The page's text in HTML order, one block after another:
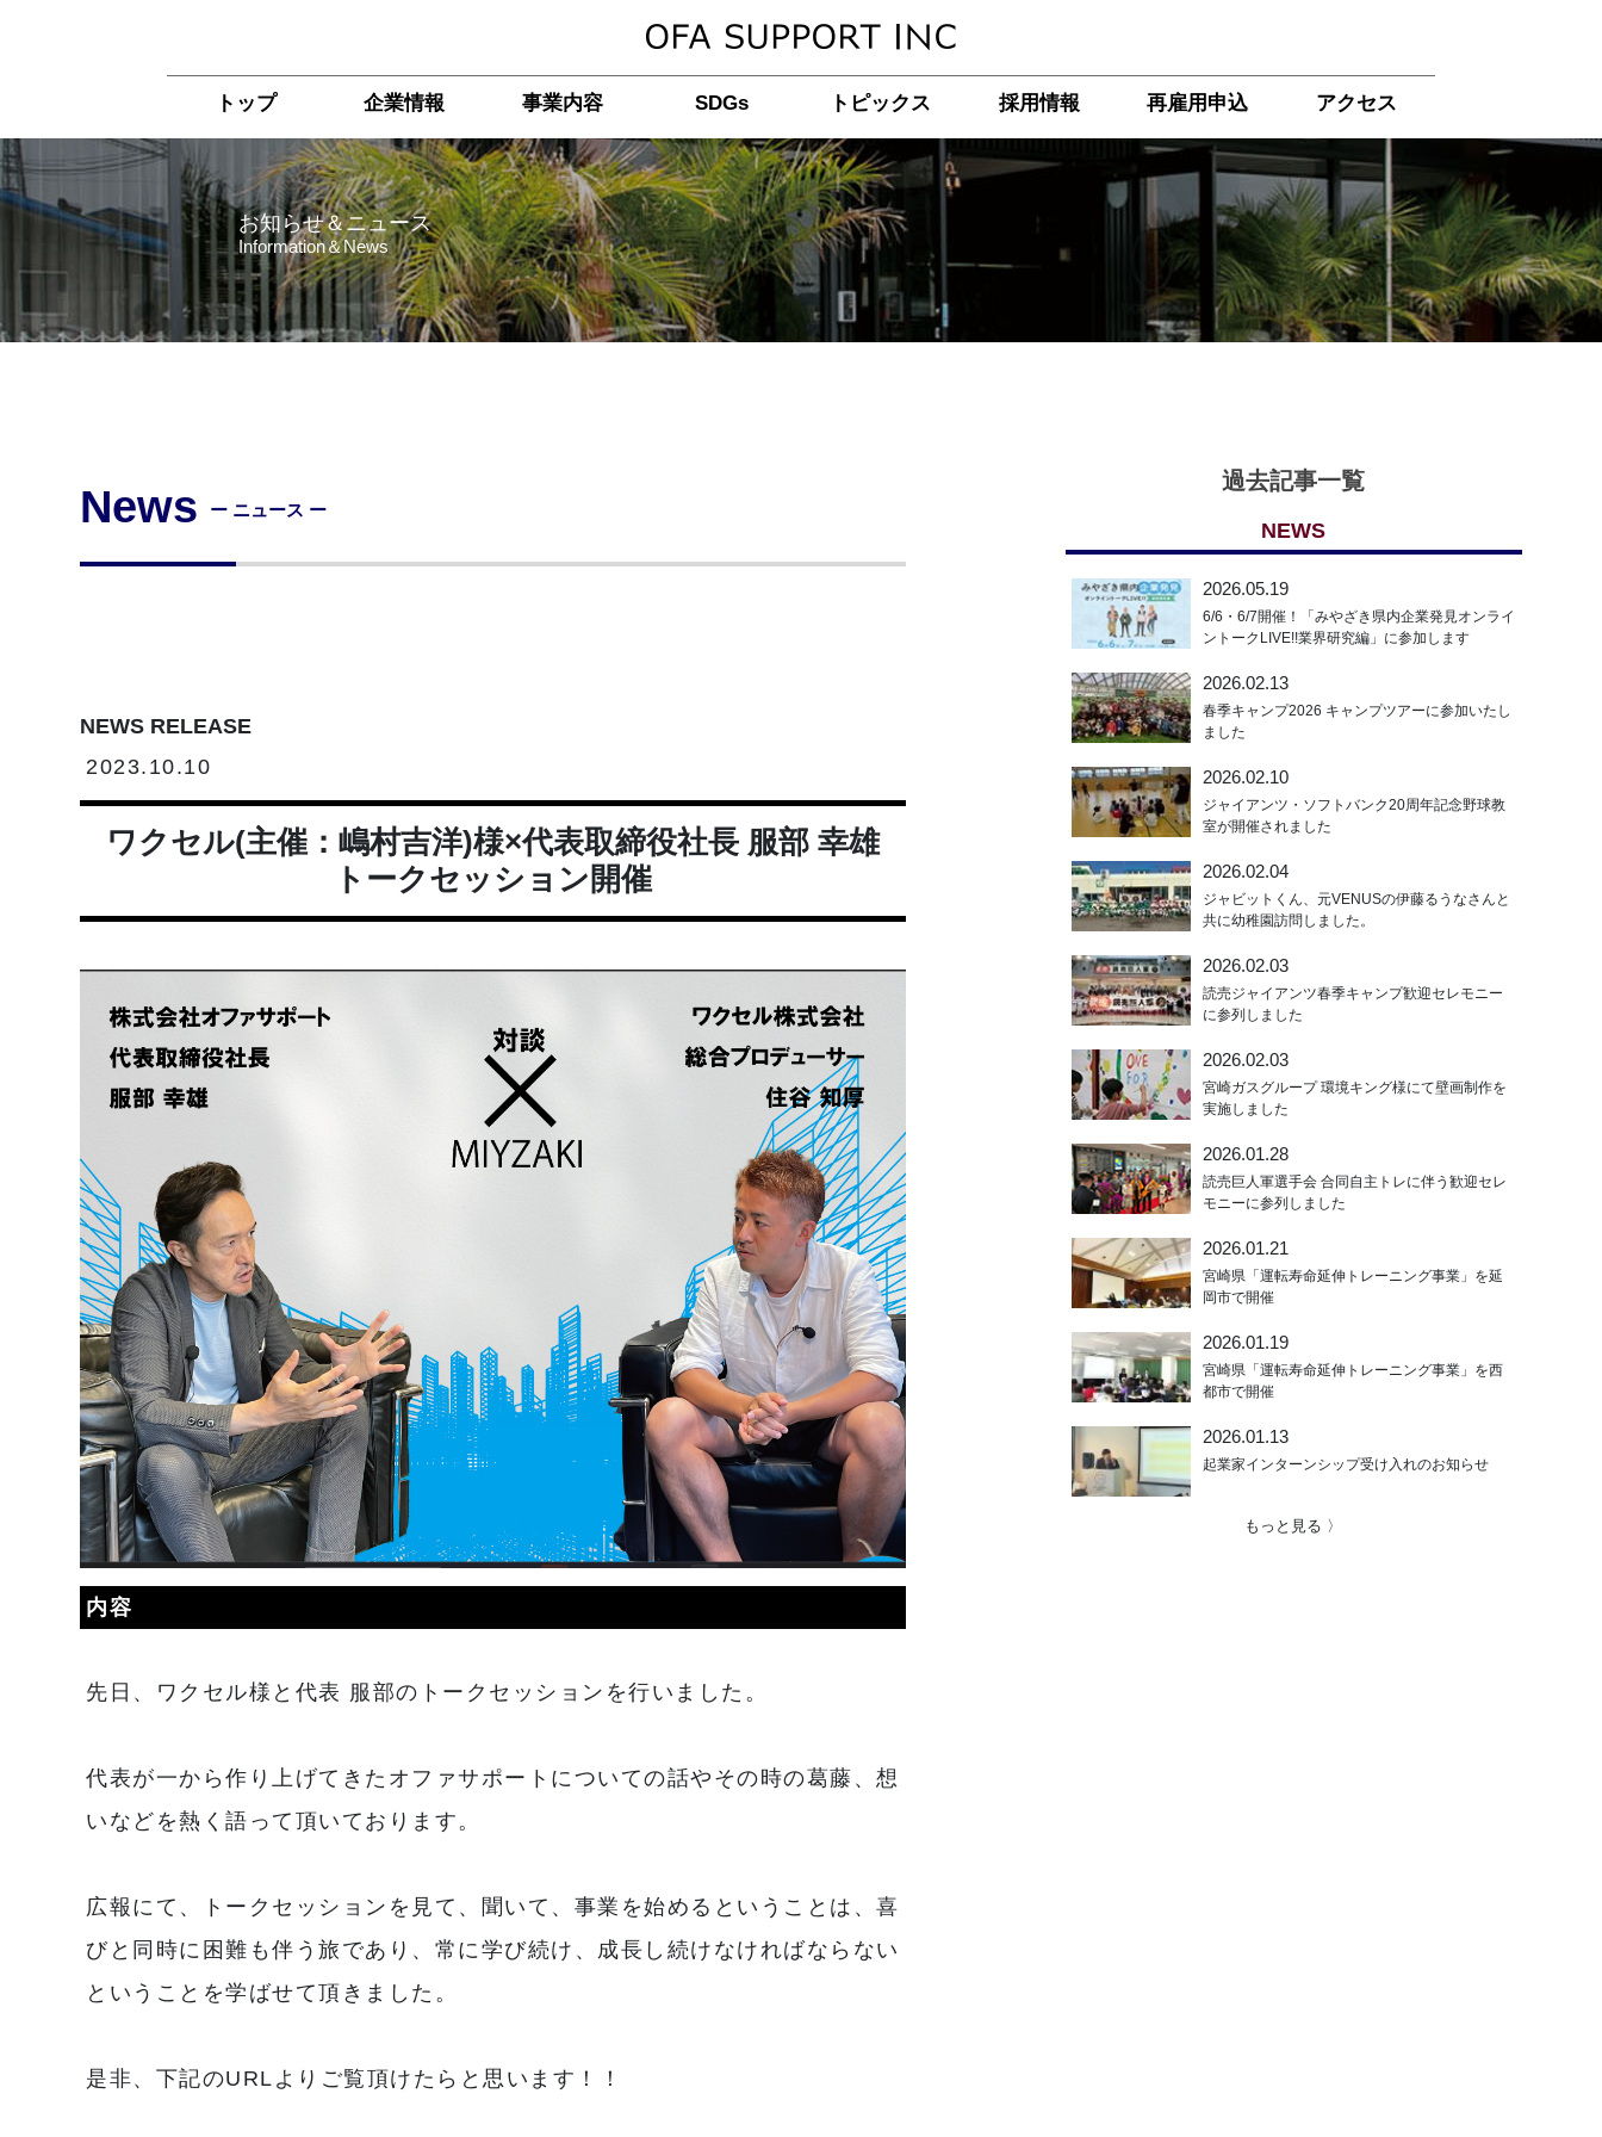
お知らせ＆ニュース
Information＆News
トップ 企業情報 事業内容 SDGs トピックス 採用情報 再雇用申込 アクセス
News ー ニュース ー
NEWS RELEASE
2023.10.10
ワクセル(主催：嶋村吉洋)様×代表取締役社長 服部 幸雄
トークセッション開催
内容
先日、ワクセル様と代表 服部のトークセッションを行いました。
代表が一から作り上げてきたオファサポートについての話やその時の葛藤、想
いなどを熱く語って頂いております。
広報にて、トークセッションを見て、聞いて、事業を始めるということは、喜
びと同時に困難も伴う旅であり、常に学び続け、成長し続けなければならない
ということを学ばせて頂きました。
是非、下記のURLよりご覧頂けたらと思います！！
過去記事一覧
NEWS
2026.05.19
6/6・6/7開催！「みやざき県内企業発見オンライ
ントークLIVE!!業界研究編」に参加します
2026.02.13
春季キャンプ2026 キャンプツアーに参加いたし
ました
2026.02.10
ジャイアンツ・ソフトバンク20周年記念野球教
室が開催されました
2026.02.04
ジャビットくん、元VENUSの伊藤るうなさんと
共に幼稚園訪問しました。
2026.02.03
読売ジャイアンツ春季キャンプ歓迎セレモニー
に参列しました
2026.02.03
宮崎ガスグループ 環境キング様にて壁画制作を
実施しました
2026.01.28
読売巨人軍選手会 合同自主トレに伴う歓迎セレ
モニーに参列しました
2026.01.21
宮崎県「運転寿命延伸トレーニング事業」を延
岡市で開催
2026.01.19
宮崎県「運転寿命延伸トレーニング事業」を西
都市で開催
2026.01.13
起業家インターンシップ受け入れのお知らせ
もっと見る 〉